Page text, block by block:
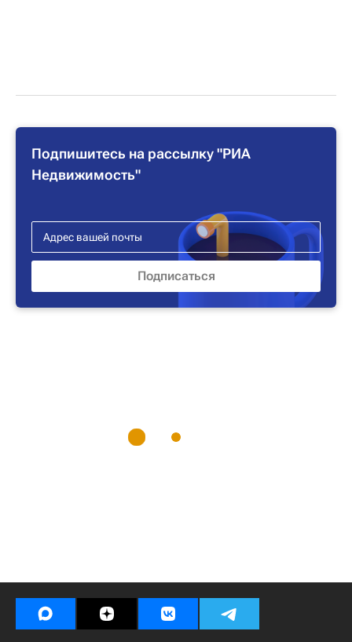
Подпишитесь на рассылку "РИА
Недвижимость"